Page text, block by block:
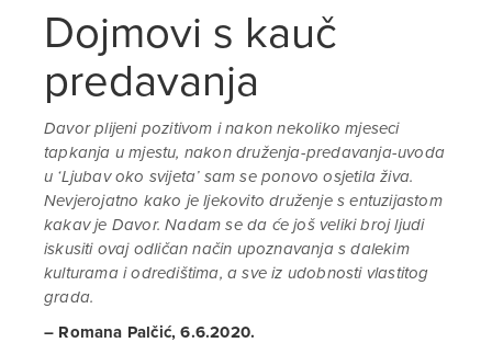
Dojmovi s kauč
predavanja
Davor plijeni pozitivom i nakon nekoliko mjeseci
tapkanja u mjestu, nakon druženja-predavanja-uvoda
u ‘Ljubav oko svijeta’ sam se ponovo osjetila živa.
Nevjerojatno kako je ljekovito druženje s entuzijastom
kakav je Davor. Nadam se da će još veliki broj ljudi
iskusiti ovaj odličan način upoznavanja s dalekim
kulturama i odredištima, a sve iz udobnosti vlastitog
grada.
– Romana Palčić, 6.6.2020.